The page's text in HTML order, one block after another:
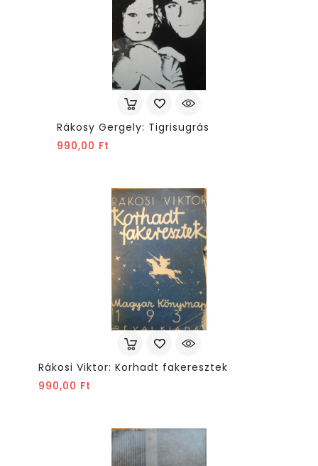
Rákosy Gergely: Tigrisugrás
990,00 Ft
Rákosi Viktor: Korhadt fakeresztek
990,00 Ft